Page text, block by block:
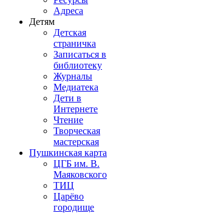
Адреса
Детям
Детская
страничка
Записаться в
библиотеку
Журналы
Медиатека
Дети в
Интернете
Чтение
Творческая
мастерская
Пушкинская карта
ЦГБ им. В.
Маяковского
ТИЦ
Царёво
городище